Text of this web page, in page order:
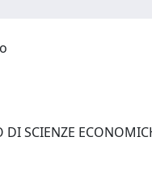
DI SCIENZE